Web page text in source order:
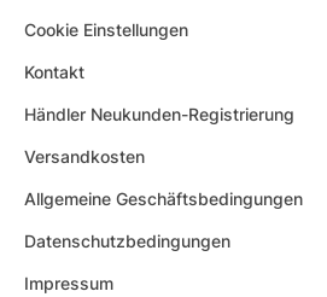
Cookie Einstellungen
Kontakt
Händler Neukunden-Registrierung
Versandkosten
Allgemeine Geschäftsbedingungen
Datenschutzbedingungen
Impressum